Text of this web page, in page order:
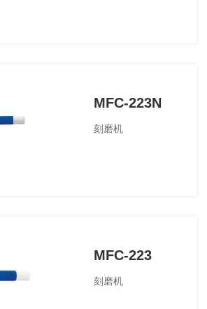
MFC-223N
刻磨机
MFC-223
刻磨机